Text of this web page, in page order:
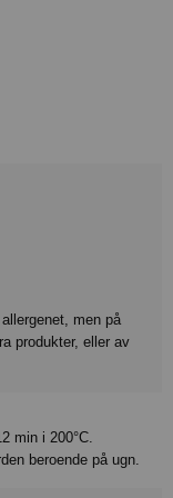
men på
produkter, eller av
min i 200°C.
beroende på ugn.